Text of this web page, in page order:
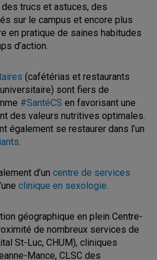
trucs et astuces, des
sur le campus et encore plus
en pratique de saines habitudes
d’action.
(cafétérias et restaurants
sont fiers de
#SantéCS en favorisant une
des valeurs nutritives optimales.
également se restaurer dans l’un
.
d’un centre de services
clinique en sexologie.
géographique en plein Centre-
de nombreux services de
St-Luc, CHUM), cliniques
Mance, CLSC des